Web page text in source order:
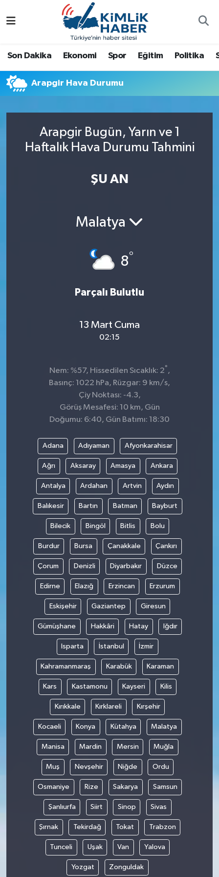
Son Dakika Ekonomi Spor Eğitim Politika
Arapgir Hava Durumu
Arapgir Bugün, Yarın ve 1
Haftalık Hava Durumu Tahmini
ŞU AN
Malatya
8°
Parçalı Bulutlu
13 Mart Cuma
02:15
Nem: %57, Hissedilen Sıcaklık: 2° ,
Basınç: 1022 hPa, Rüzgar: 9 km/s,
Çiy Noktası: -4.3,
Görüş Mesafesi: 10 km, Gün
Doğumu: 6:40, Gün Batımı: 18:30
Adana Adıyaman Afyonkarahisar
Ağrı Aksaray Amasya Ankara
Antalya Ardahan Artvin Aydın
Balıkesir Bartın Batman Bayburt
Bilecik Bingöl Bitlis Bolu
Burdur Bursa Çanakkale Çankırı
Çorum Denizli Diyarbakır Düzce
Edirne Elazığ Erzincan Erzurum
Eskişehir Gaziantep Giresun
Gümüşhane Hakkâri Hatay Iğdır
Isparta İstanbul İzmir
Kahramanmaraş Karabük Karaman
Kars Kastamonu Kayseri Kilis
Kırıkkale Kırklareli Kırşehir
Kocaeli Konya Kütahya Malatya
Manisa Mardin Mersin Muğla
Muş Nevşehir Niğde Ordu
Osmaniye Rize Sakarya Samsun
Şanlıurfa Siirt Sinop Sivas
Şırnak Tekirdağ Tokat Trabzon
Tunceli Uşak Van Yalova
Yozgat Zonguldak
Antalya
Dünya
Eğitim
Sağlık
Son Dakika
Spor
Teknoloji
Nöbetçi Eczaneler
Namaz Vakitleri
Trafik Durumu
Süper Lig Puan Durumu ve Fikstür
Son Dakika Haberleri